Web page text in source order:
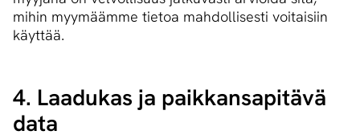
mihin myymäämme tietoa mahdollisesti voitaisiin
käyttää.
4. Laadukas ja paikkansapitävä
data